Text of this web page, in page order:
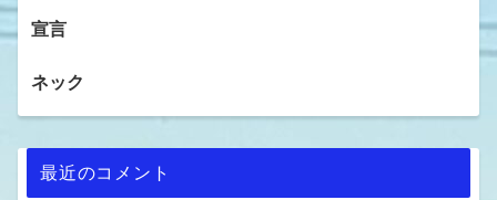
宣言
ネック
最近のコメント